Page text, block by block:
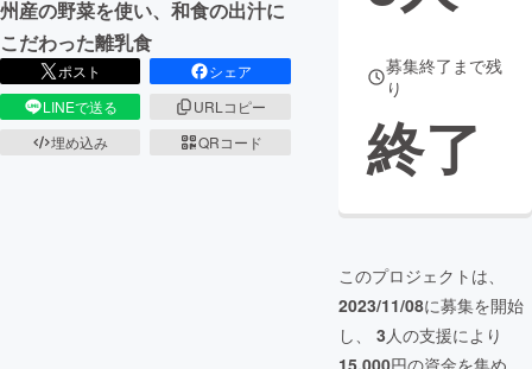
州産の野菜を使い、和食の出汁に
こだわった離乳食
ポスト
シェア
LINEで送る
URLコピー
埋め込み
QRコード
募集終了まで残
り
終了
このプロジェクトは、
2023/11/08に募集を開始
し、 3人の支援により
15,000円の資金を集め、